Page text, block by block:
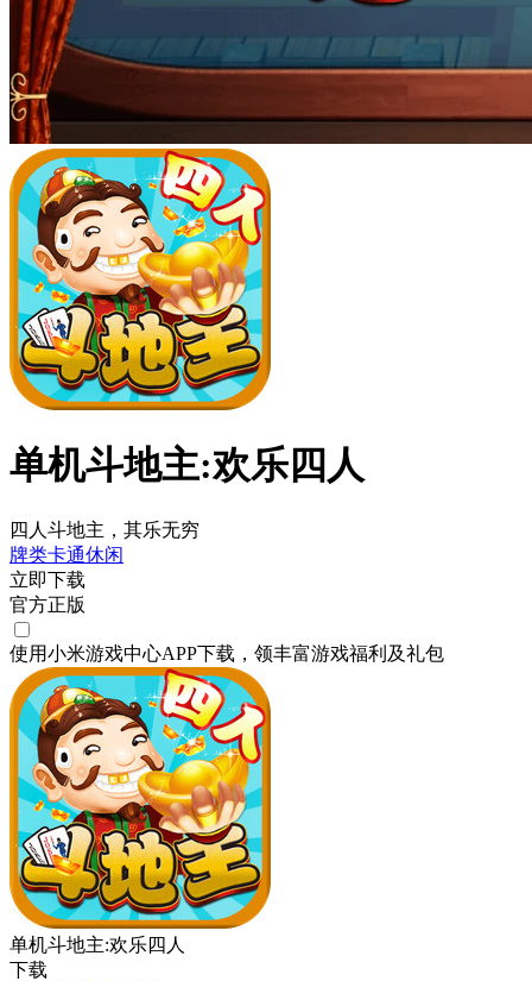
单机斗地主:欢乐四人
四人斗地主，其乐无穷
牌类卡通休闲
立即下载
官方正版
使用小米游戏中心APP下载 ，领丰富游戏福利 及礼包
单机斗地主:欢乐四人
下载